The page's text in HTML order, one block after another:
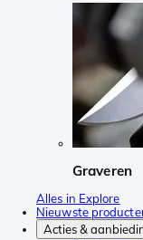
Graveren
Alles in Explore
Nieuwste
Acties &